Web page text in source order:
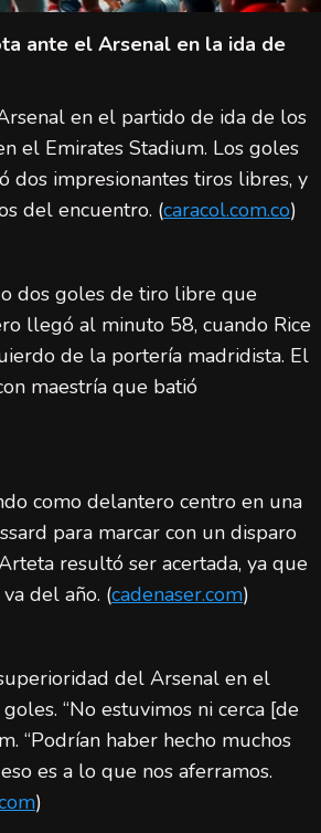
ante el Arsenal en la ida de
en el partido de ida de los
el Emirates Stadium. Los goles
dos impresionantes tiros libres, y
del encuentro. (caracol.com.co)
dos goles de tiro libre que
llegó al minuto 58, cuando Rice
de la portería madridista. El
maestría que batió
como delantero centro en una
para marcar con un disparo
resultó ser acertada, ya que
del año. (cadenaser.com)
del Arsenal en el
“No estuvimos ni cerca [de
“Podrían haber hecho muchos
es a lo que nos aferramos.
)
(Primera División) Noticias destacadas